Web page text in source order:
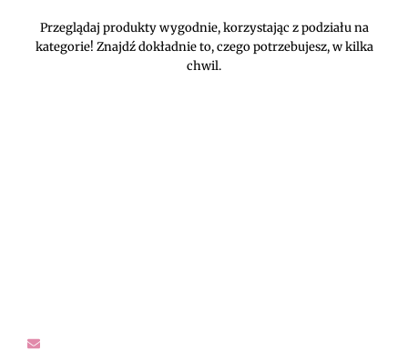
Przeglądaj produkty wygodnie, korzystając z podziału na
kategorie! Znajdź dokładnie to, czego potrzebujesz, w kilka
chwil.